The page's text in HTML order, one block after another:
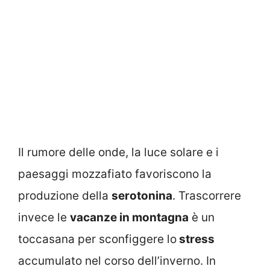
Il rumore delle onde, la luce solare e i
paesaggi mozzafiato favoriscono la
produzione della serotonina. Trascorrere
invece le vacanze in montagna è un
toccasana per sconfiggere lostress
accumulato nel corso dell’inverno. In